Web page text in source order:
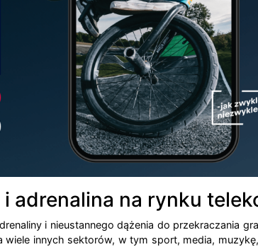
adrenalina na rynku
i nieustannego dążenia do przekraczania
wiele innych sektorów, w tym sport, media,